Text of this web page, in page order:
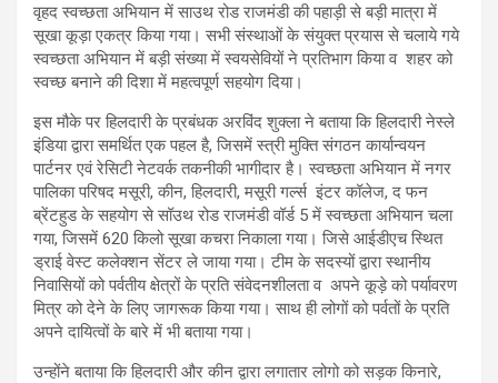
वृहद स्वच्छता अभियान में साउथ रोड राजमंडी की पहाड़ी से बड़ी मात्रा में
सूखा कूड़ा एकत्र किया गया। सभी संस्थाओं के संयुक्त प्रयास से चलाये गये
स्वच्छता अभियान में बड़ी संख्या में स्वयसेवियों ने प्रतिभाग किया व शहर को
स्वच्छ बनाने की दिशा में महत्वपूर्ण सहयोग दिया।
इस मौके पर हिलदारी के प्रबंधक अरविंद शुक्ला ने बताया कि हिलदारी नेस्ले
इंडिया द्वारा समर्थित एक पहल है, जिसमें स्त्री मुक्ति संगठन कार्यान्वयन
पार्टनर एवं रेसिटी नेटवर्क तकनीकी भागीदार है। स्वच्छता अभियान में नगर
पालिका परिषद मसूरी, कीन, हिलदारी, मसूरी गर्ल्स इंटर कॉलेज, द फन
ब्रेंटहुड के सहयोग से सॉउथ रोड राजमंडी वॉर्ड 5 में स्वच्छता अभियान चला
गया, जिसमें 620 किलो सूखा कचरा निकाला गया। जिसे आईडीएच स्थित
ड्राई वेस्ट कलेक्शन सेंटर ले जाया गया। टीम के सदस्यों द्वारा स्थानीय
निवासियों को पर्वतीय क्षेत्रों के प्रति संवेदनशीलता व अपने कूड़े को पर्यावरण
मित्र को देने के लिए जागरूक किया गया। साथ ही लोगों को पर्वतों के प्रति
अपने दायित्वों के बारे में भी बताया गया।
उन्होंने बताया कि हिलदारी और कीन द्वारा लगातार लोगो को सड़क किनारे,